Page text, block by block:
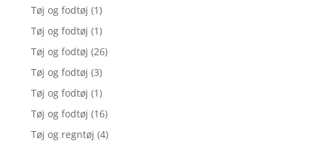
Tøj og fodtøj (1)
Tøj og fodtøj (1)
Tøj og fodtøj (26)
Tøj og fodtøj (3)
Tøj og fodtøj (1)
Tøj og fodtøj (16)
Tøj og regntøj (4)